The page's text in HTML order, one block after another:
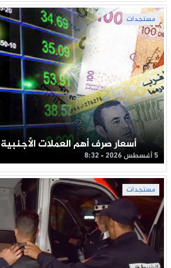
مستجدات
أسعار صرف أهم العملات
5 أغسطس 2026 - 8:32
مستجدات